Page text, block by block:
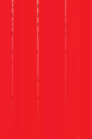
tủ lạnh ra khỏi ổ
đảm bảo an toàn.
khỏi ngăn đá. Dùng
lưng bên trong ngăn
là một linh kiện tròn
được kẹp trực tiếp
kẹp và tháo các giắc
tra "sống"):
thang đo thông
đầu giắc của sò
sò lạnh TỐT sẽ
không di chuyển